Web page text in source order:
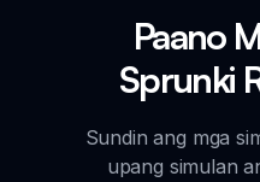
Paano
Sprunki
Sundin ang mga
upang simulan